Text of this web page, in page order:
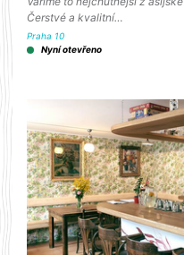
Čerstvé a kvalitní…
Praha 10
Nyní otevřeno